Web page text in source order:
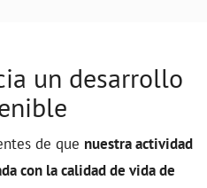
un desarrollo
de que nuestra actividad
con la calidad de vida de